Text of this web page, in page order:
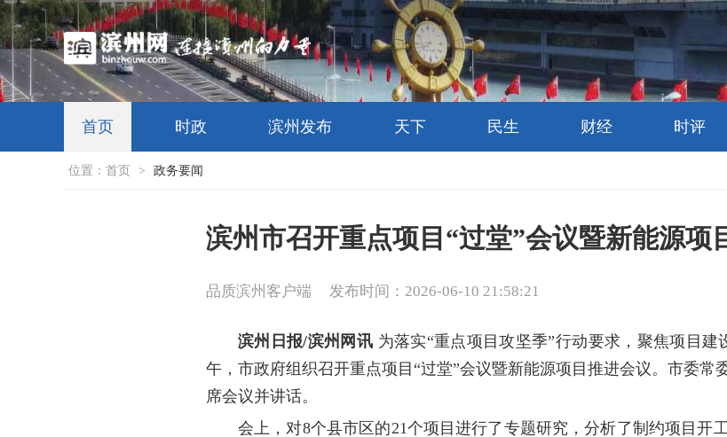
首页 时政 滨州发布 天下 民生 财经 时评
位置： 首页 > 政务要闻
滨州市召开重点项目“过堂”会议暨新能源项
品质滨州客户端 发布时间：2026-06-10 21:58:21
滨州日报/滨州网讯 为落实“重点项目攻坚季”行动要求，聚焦项目
午，市政府组织召开重点项目“过堂”会议暨新能源项目推进会议。市委常
席会议并讲话。
会上，对8个县市区的21个项目进行了专题研究，分析了制约项目开